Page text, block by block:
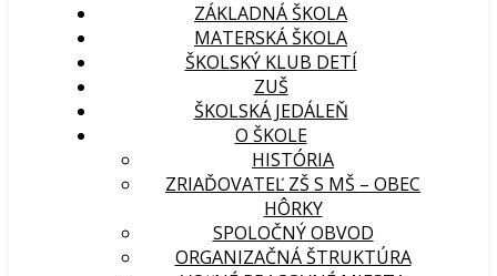
ZÁKLADNÁ ŠKOLA
MATERSKÁ ŠKOLA
ŠKOLSKÝ KLUB DETÍ
ZUŠ
ŠKOLSKÁ JEDÁLEŇ
O ŠKOLE
HISTÓRIA
ZRIAĎOVATEĽ ZŠ S MŠ – OBEC
HÔRKY
SPOLOČNÝ OBVOD
ORGANIZAČNÁ ŠTRUKTÚRA